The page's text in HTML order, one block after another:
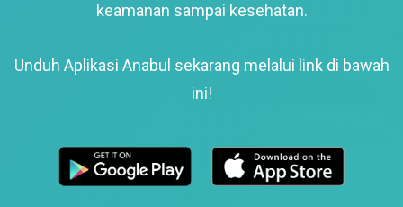
keamanan sampai kesehatan.
Unduh Aplikasi Anabul sekarang melalui link di bawah
ini!